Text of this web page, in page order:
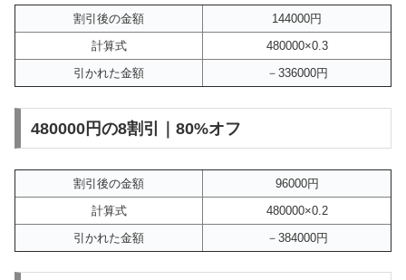
割引後の金額
144000円
計算式
480000×0.3
引かれた金額
－336000円
480000円の8割引｜80%オフ
割引後の金額
96000円
計算式
480000×0.2
引かれた金額
－384000円